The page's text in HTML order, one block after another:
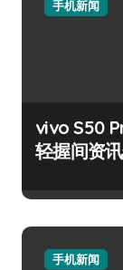
手机新闻
vivo S50
轻握间资
手机新闻